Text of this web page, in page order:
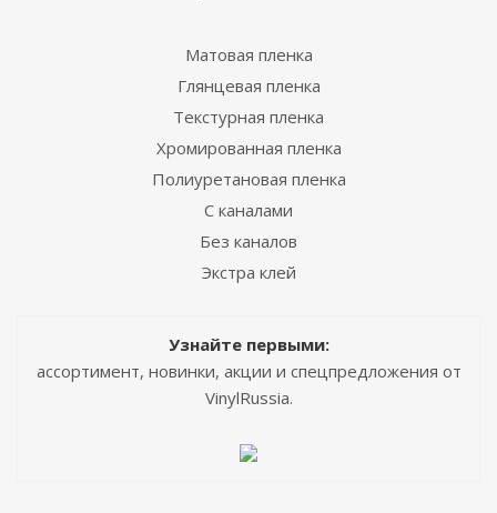
Матовая пленка
Глянцевая пленка
Текстурная пленка
Хромированная пленка
Полиуретановая пленка
С каналами
Без каналов
Экстра клей
Узнайте первыми:
ассортимент, новинки, акции и спецпредложения от
VinylRussia.